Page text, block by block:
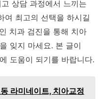
상담 과정에서 느끼는
여 최고의 선택을 하시길
치과 검진을 통해 치아
잊지 마세요. 본 글이
도움이 되기를 바랍니다.
라미네이트, 치아교정